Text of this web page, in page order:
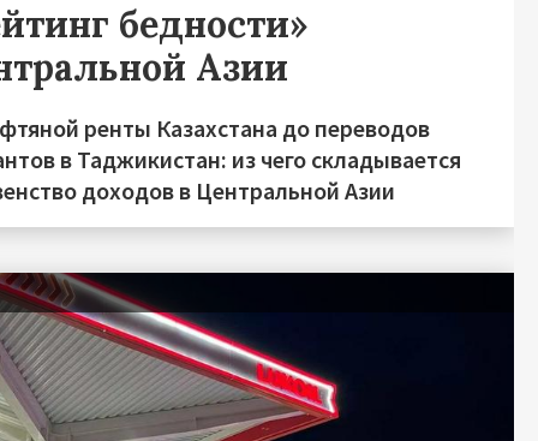
бедности»
Азии
ренты Казахстана до переводов
в Таджикистан: из чего складывается
доходов в Центральной Азии